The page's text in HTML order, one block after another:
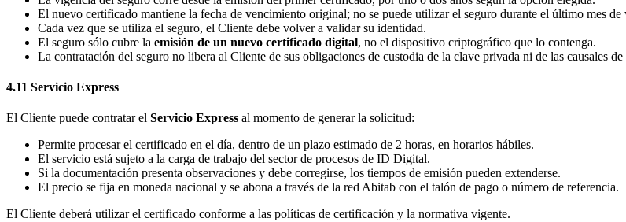
El nuevo certificado mantiene la fecha de vencimiento original; no se puede utilizar el seguro durante el último mes de
Cada vez que se utiliza el seguro, el Cliente debe volver a validar su identidad.
El seguro sólo cubre la emisión de un nuevo certificado digital, no el dispositivo criptográfico que lo contenga.
La contratación del seguro no libera al Cliente de sus obligaciones de custodia de la clave privada ni de las causales
4.11 Servicio Express
El Cliente puede contratar el Servicio Express al momento de generar la solicitud:
Permite procesar el certificado en el día, dentro de un plazo estimado de 2 horas, en horarios hábiles.
El servicio está sujeto a la carga de trabajo del sector de procesos de ID Digital.
Si la documentación presenta observaciones y debe corregirse, los tiempos de emisión pueden extenderse.
El precio se fija en moneda nacional y se abona a través de la red Abitab con el talón de pago o número de referencia.
El Cliente deberá utilizar el certificado conforme a las políticas de certificación y la normativa vigente.